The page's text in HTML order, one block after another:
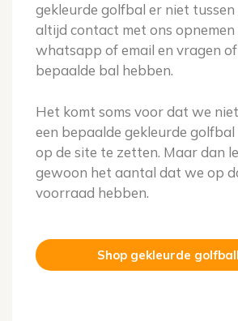
gekleurde golfbal er niet
altijd contact met ons opnemen
whatsapp of email en vragen
bepaalde bal hebben.
Het komt soms voor dat we
een bepaalde gekleurde
op de site te zetten. Maar dan
gewoon het aantal dat we op
voorraad hebben.
Shop gekleurde